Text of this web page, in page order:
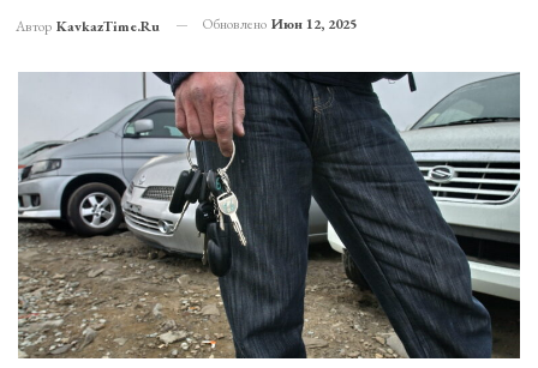
Автор KavkazTime.ru Обновлено Июн 12, 2025